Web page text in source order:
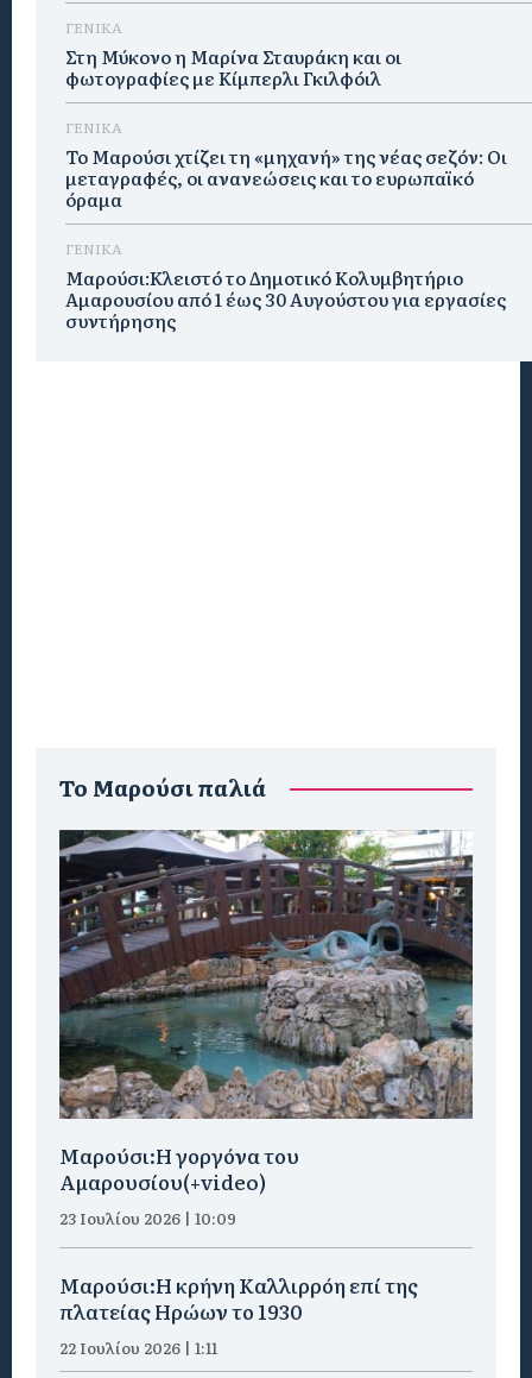
ΓΕΝΙΚΑ
Στη Μύκονο η Μαρίνα Σταυράκη και οι
φωτογραφίες με Κίμπερλι Γκιλφόιλ
ΓΕΝΙΚΑ
Το Μαρούσι χτίζει τη «μηχανή» της νέας σεζόν: Οι
μεταγραφές, οι ανανεώσεις και το ευρωπαϊκό
όραμα
ΓΕΝΙΚΑ
Μαρούσι:Κλειστό το Δημοτικό Κολυμβητήριο
Αμαρουσίου από 1 έως 30 Αυγούστου για εργασίες
συντήρησης
To Μαρούσι παλιά
Μαρούσι:H γοργόνα του
Αμαρουσίου(+video)
23 Ιουλίου 2026 | 10:09
Μαρούσι:Η κρήνη Καλλιρρόη επί της
πλατείας Ηρώων το 1930
22 Ιουλίου 2026 | 1:11